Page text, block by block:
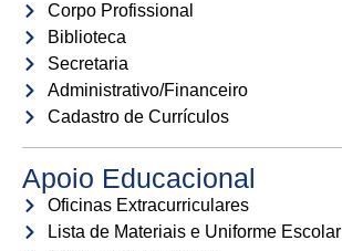
Corpo Profissional
Biblioteca
Secretaria
Administrativo/Financeiro
Cadastro de Currículos
Apoio Educacional
Oficinas Extracurriculares
Lista de Materiais e Uniforme Escolar